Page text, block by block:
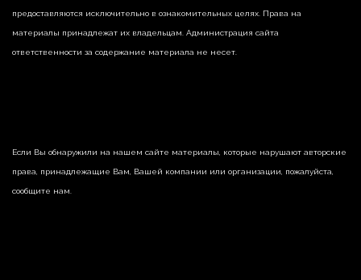
предоставляются исключительно в ознакомительных целях. Права на
материалы принадлежат их владельцам. Администрация сайта
ответственности за содержание материала не несет.
Если Вы обнаружили на нашем сайте материалы, которые нарушают авторские
права, принадлежащие Вам, Вашей компании или организации, пожалуйста,
сообщите нам.